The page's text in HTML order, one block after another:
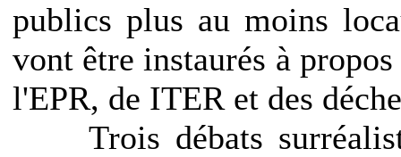
publics plus au moins
vont être instaurés à propos
l'EPR, de ITER et des
Trois débats